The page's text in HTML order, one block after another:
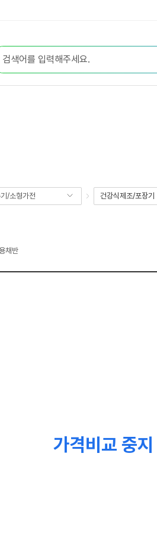
/소형가전 건강식제조/포장기
채반
가격비교 중지